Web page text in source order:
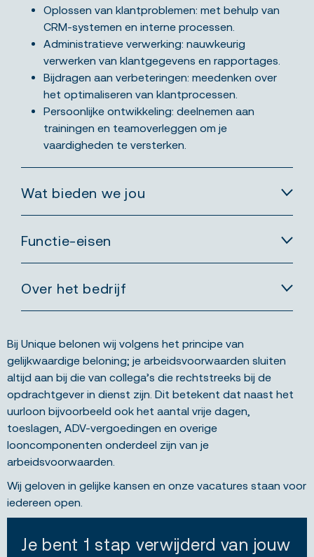
Oplossen van klantproblemen: met behulp van
CRM-systemen en interne processen.
Administratieve verwerking: nauwkeurig
verwerken van klantgegevens en rapportages.
Bijdragen aan verbeteringen: meedenken over
het optimaliseren van klantprocessen.
Persoonlijke ontwikkeling: deelnemen aan
trainingen en teamoverleggen om je
vaardigheden te versterken.
Wat bieden we jou
Functie-eisen
Over het bedrijf
Bij Unique belonen wij volgens het principe van
gelijkwaardige beloning; je arbeidsvoorwaarden sluiten
altijd aan bij die van collega’s die rechtstreeks bij de
opdrachtgever in dienst zijn. Dit betekent dat naast het
uurloon bijvoorbeeld ook het aantal vrije dagen,
toeslagen, ADV-vergoedingen en overige
looncomponenten onderdeel zijn van je
arbeidsvoorwaarden.
Wij geloven in gelijke kansen en onze vacatures staan voor
iedereen open.
Je bent 1 stap verwijderd van jouw